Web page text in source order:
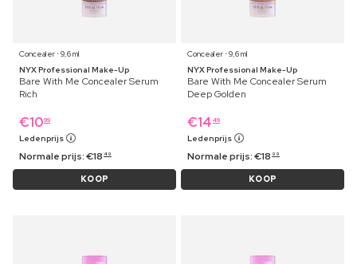
Concealer ⋅ 9,6 ml
NYX Professional Make-Up
Bare With Me Concealer Serum
Rich
€1099
Ledenprijs
Normale prijs:€18 49
KOOP
Concealer ⋅ 9,6 ml
NYX Professional Make-Up
Bare With Me Concealer Serum
Deep Golden
€14 49
Ledenprijs
Normale prijs:€18 99
KOOP